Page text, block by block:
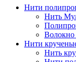
Нити
Нить
Волокно
Нити
Нить